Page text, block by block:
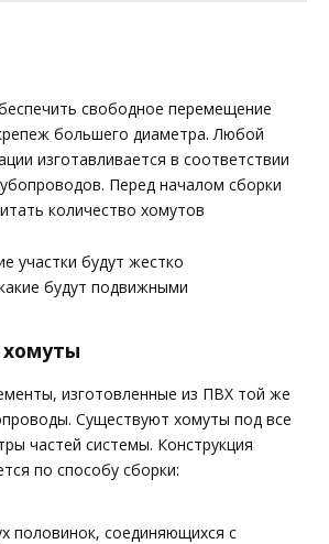
свободное перемещение
большего диаметра. Любой
изготавливается в соответствии
Перед началом сборки
количество хомутов
участки будут жестко
будут подвижными
изготовленные из ПВХ той же
Существуют хомуты под все
частей системы. Конструкция
по способу сборки:
половинок, соединяющихся с